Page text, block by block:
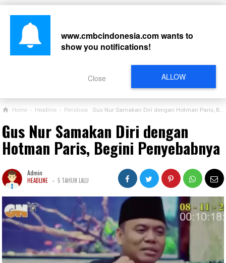
Home › Headline › Peristiwa Gus Nur Samakan Diri dengan Hotman Paris, Begini Penyebabnya
Gus Nur Samakan Diri dengan
Hotman Paris, Begini Penyebabnya
Admin
HEADLINE - 5 TAHUN LALU
www.cmbcindonesia.comwants to
show you notifications!
ALLOW
Close